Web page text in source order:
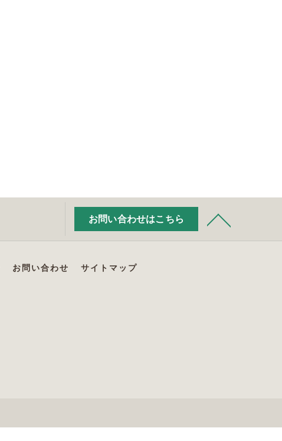
お問い合わせはこちら
お問い合わせ サイトマップ